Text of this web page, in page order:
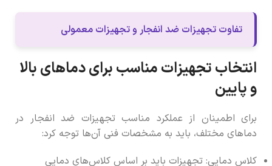
تفاوت تجهیزات ضد انفجار و تجهیزات معمولی
انتخاب تجهیزات مناسب برای دماهای بالا
و پایین
برای اطمینان از عملکرد مناسب تجهیزات ضد انفجار در
دماهای مختلف، باید به مشخصات فنی آن‌ها توجه کرد:
کلاس دمایی: تجهیزات باید بر اساس کلاس‌های دمایی